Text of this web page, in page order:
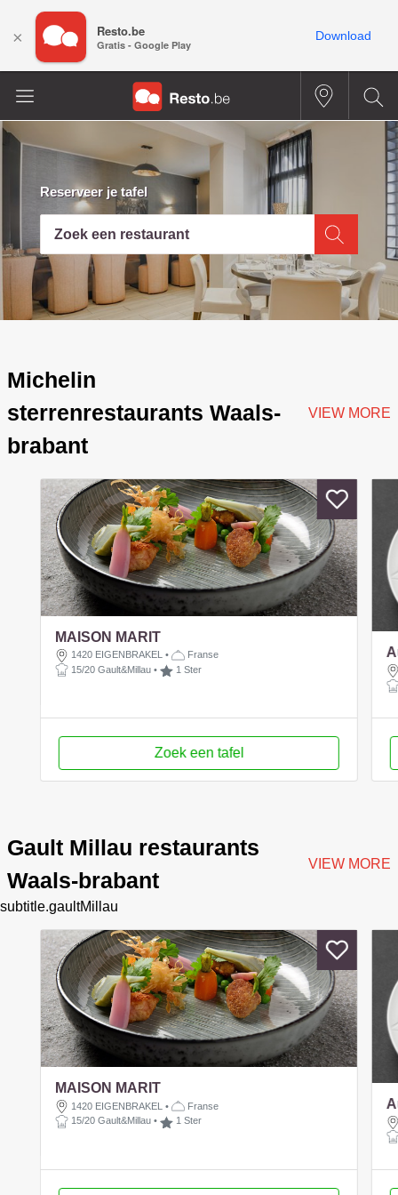
Reserveer je tafel
Zoek een restaurant
Michelin
sterrenrestaurants Waals-
brabant
VIEW MORE
MAISON MARIT
1420 EIGENBRAKEL •
Franse
15/20 Gault&Millau • 1 Ster
Zoek een tafel
Gault Millau restaurants
Waals-brabant
VIEW MORE
subtitle.gaultMillau
MAISON MARIT
1420 EIGENBRAKEL •
Franse
15/20 Gault&Millau • 1 Ster
× Resto.be
Gratis - Google Play
Download